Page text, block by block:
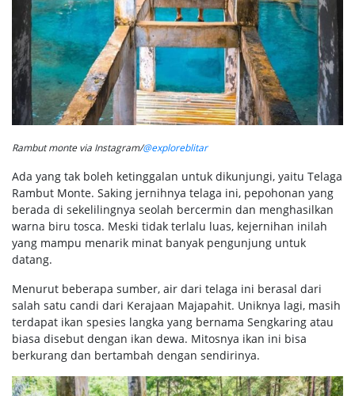
Rambut monte via Instagram/@exploreblitar
Ada yang tak boleh ketinggalan untuk dikunjungi, yaitu Telaga
Rambut Monte. Saking jernihnya telaga ini, pepohonan yang
berada di sekelilingnya seolah bercermin dan menghasilkan
warna biru tosca. Meski tidak terlalu luas, kejernihan inilah
yang mampu menarik minat banyak pengunjung untuk
datang.
Menurut beberapa sumber, air dari telaga ini berasal dari
salah satu candi dari Kerajaan Majapahit. Uniknya lagi, masih
terdapat ikan spesies langka yang bernama Sengkaring atau
biasa disebut dengan ikan dewa. Mitosnya ikan ini bisa
berkurang dan bertambah dengan sendirinya.